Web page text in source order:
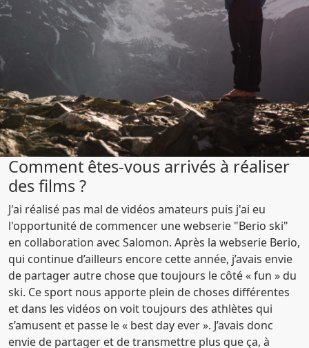
Comment êtes-vous arrivés à réaliser
des films ?
J'ai réalisé pas mal de vidéos amateurs puis j'ai eu
l'opportunité de commencer une webserie "Berio ski"
en collaboration avec Salomon. Après la webserie Berio,
qui continue d’ailleurs encore cette année, j’avais envie
de partager autre chose que toujours le côté « fun » du
ski. Ce sport nous apporte plein de choses différentes
et dans les vidéos on voit toujours des athlètes qui
s’amusent et passe le « best day ever ». J’avais donc
envie de partager et de transmettre plus que ça, à